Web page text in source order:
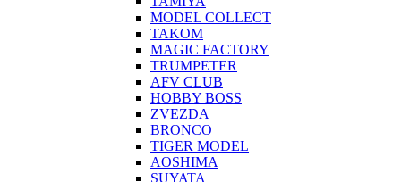
MODEL COLLECT
TAKOM
MAGIC FACTORY
TRUMPETER
AFV CLUB
HOBBY BOSS
ZVEZDA
BRONCO
TIGER MODEL
AOSHIMA
SUYATA